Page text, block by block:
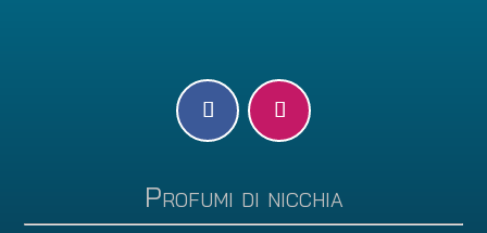
Profumi di nicchia